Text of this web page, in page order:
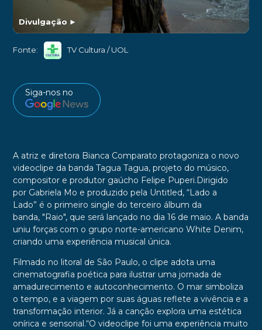
Divulgação ►
Fonte: TV Cultura / UOL
Siga-nos no
A atriz e diretora Bianca Comparato protagoniza o novo
videoclipe da banda Tagua Tagua, projeto do músico,
compositor e produtor gaúcho Felipe Puperi. Dirigido
por Gabriela Mo e produzido pela Untitled, “Lado a
Lado” é o primeiro single do terceiro álbum da
banda, "Raio", que será lançado no dia 16 de maio. A banda
uniu forças com o grupo norte-americano White Denim,
criando uma experiência musical única.
Filmado no litoral de São Paulo, o clipe adota uma
cinematografia poética para ilustrar uma jornada de
amadurecimento e autoconhecimento. O mar simboliza
o tempo, e a viagem por suas águas reflete a vivência e a
transformação interior. Já a canção explora uma estética
onírica e sensorial.“O videoclipe foi uma experiência muito